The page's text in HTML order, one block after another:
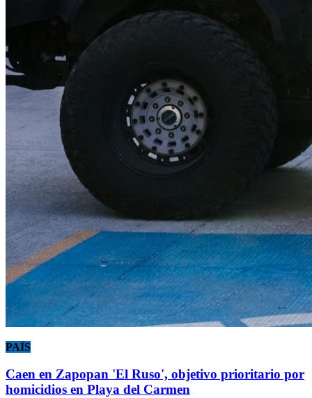
PAÍS
Caen en Zapopan 'El Ruso', objetivo prioritario por
homicidios en Playa del Carmen